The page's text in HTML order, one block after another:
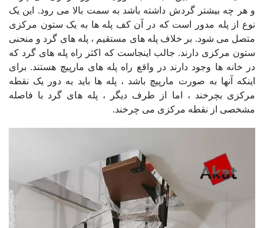
و هر چه بیشتر گردش داشته باشد به سمت بالا می رود. این یک
نوع از پله مدور است که در آن کف پله ها به یک ستون مرکزی
متصل می شود. بر خلاف پله های مستقیم ، پله های گرد و منحنی
ستون مرکزی دارند. جالب اینجاست که اکثر راه پله های گرد که
در خانه ها وجود دارند در واقع راه پله های مارپیچ هستند. برای
اینکه آنها به صورت مارپیچ باشد ، پله ها باید به دور یک نقطه
مرکزی بچرخند ، اما از طرف دیگر ، پله های گرد با فاصله
مشخصی از نقطه مرکزی می چرخند.